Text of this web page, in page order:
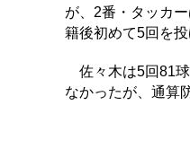
が、2番・タッカ
籍後初めて5回を投
佐々木は5回81球
なかったが、通算